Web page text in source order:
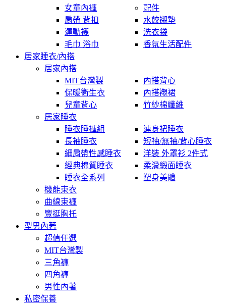
女童內褲
配件
肩帶 背扣
水餃襯墊
運動襪
洗衣袋
毛巾 浴巾
香氛生活配件
居家睡衣/內搭
居家內搭
MIT台灣製
內搭背心
保暖衛生衣
內搭襯裙
兒童背心
竹紗棉纖維
居家睡衣
睡衣睡褲組
連身裙睡衣
長袖睡衣
短袖/無袖/背心睡衣
細肩帶性感睡衣
洋裝 外罩衫 2件式
經典棉質睡衣
柔滑緞面睡衣
睡衣全系列
塑身美體
機能束衣
曲線束褲
豐挺胸托
型男內著
超值任選
MIT台灣製
三角褲
四角褲
男性內著
私密保養